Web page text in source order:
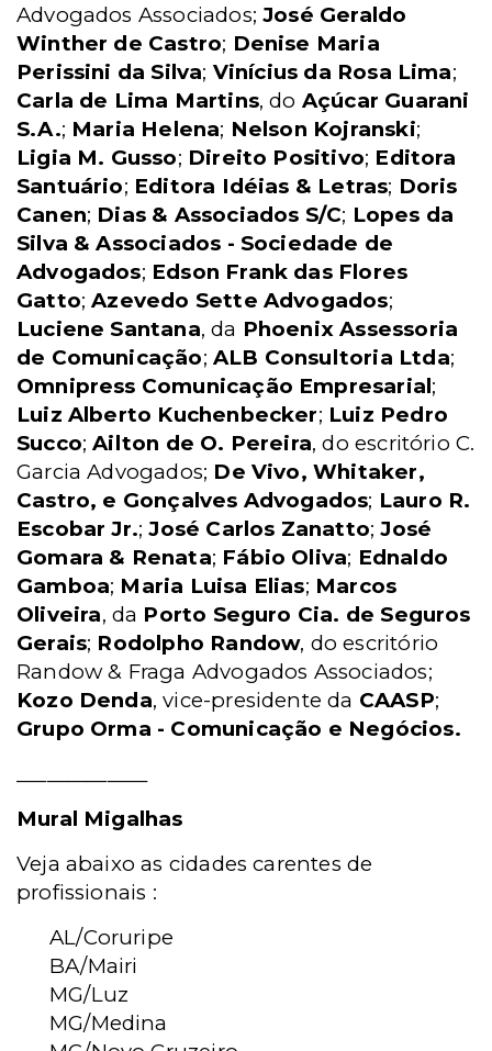
Advogados Associados;José Geraldo
Winther de Castro; Denise Maria
Perissini da Silva; Vinícius da Rosa Lima;
Carla de Lima Martins, do Açúcar Guarani
S.A.; Maria Helena; Nelson Kojranski;
Ligia M. Gusso; Direito Positivo; Editora
Santuário; Editora Idéias & Letras; Doris
Canen; Dias & Associados S/C; Lopes da
Silva & Associados - Sociedade de
Advogados; Edson Frank das Flores
Gatto;Azevedo Sette Advogados;
Luciene Santana, da Phoenix Assessoria
de Comunicação; ALB Consultoria Ltda;
Omnipress Comunicação Empresarial;
Luiz Alberto Kuchenbecker; Luiz Pedro
Succo;Ailton de O. Pereira, do escritório C.
Garcia Advogados; De Vivo, Whitaker,
Castro, e Gonçalves Advogados; Lauro R.
Escobar Jr.; José Carlos Zanatto; José
Gomara & Renata; Fábio Oliva; Ednaldo
Gamboa; Maria Luisa Elias; Marcos
Oliveira, da Porto Seguro Cia. de Seguros
Gerais; Rodolpho Randow, do escritório
Randow & Fraga Advogados Associados;
Kozo Denda, vice-presidente da CAASP;
Grupo Orma - Comunicação e Negócios.
Mural Migalhas
Veja abaixo as cidades carentes de
profissionais :
AL/Coruripe
BA/Mairi
MG/Luz
MG/Medina